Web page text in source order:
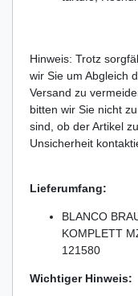
Hinweis: Trotz
wir Sie um Abgleich
Versand zu
bitten wir Sie nicht
sind, ob der Artikel
Unsicherheit
Lieferumfang:
BLANCO
KOMPLETT
121580
Wichtiger Hinweis: